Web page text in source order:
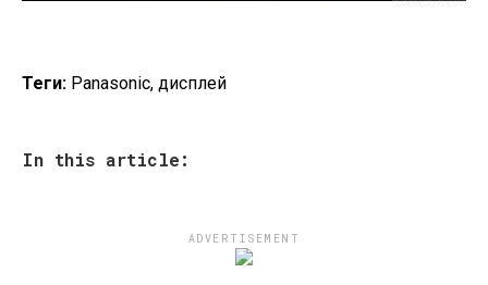
Теги: Panasonic, дисплей
In this article:
ADVERTISEMENT